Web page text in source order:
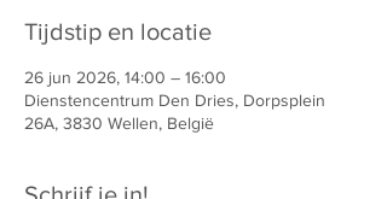
Tijdstip en locatie
26 jun 2026, 14:00 – 16:00
Dienstencentrum Den Dries, Dorpsplein
26A, 3830 Wellen, België